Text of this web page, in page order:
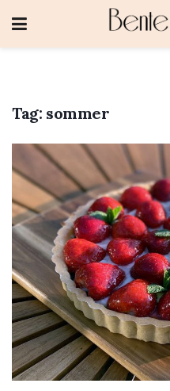
Tag: sommer